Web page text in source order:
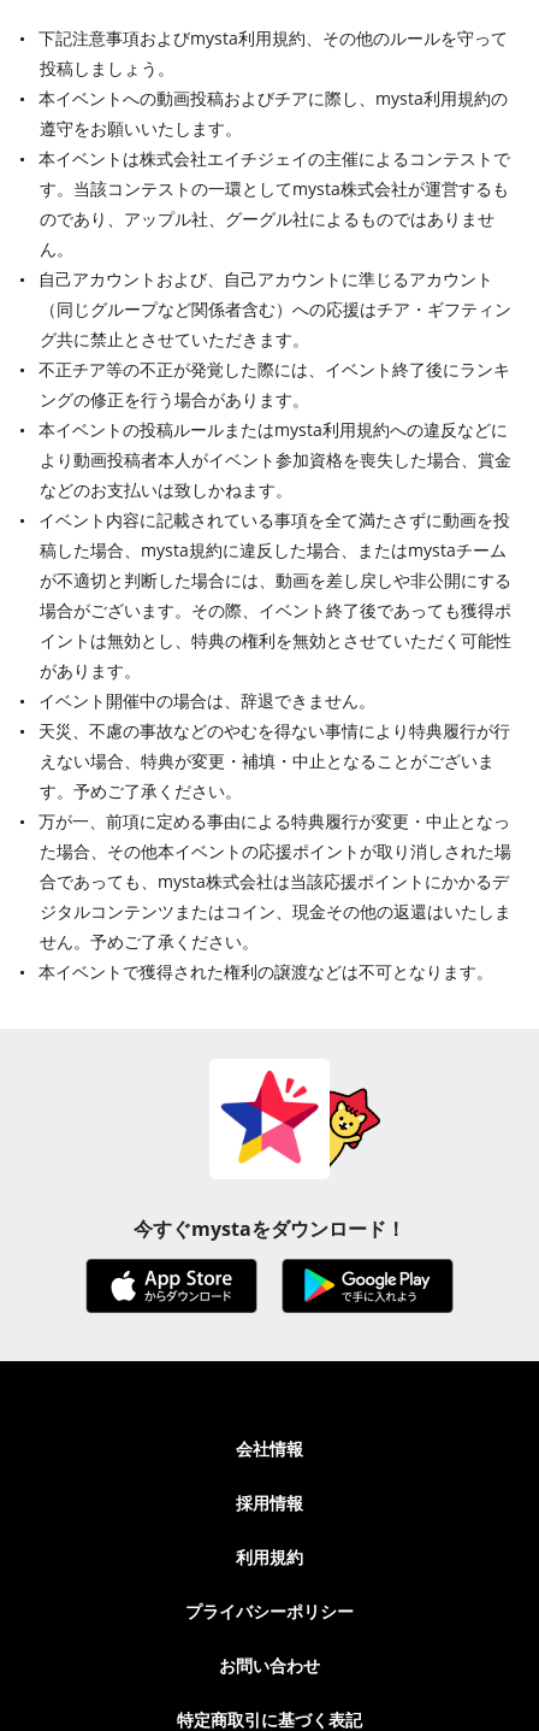
下記注意事項およびmysta利用規約、その他のルールを守って
投稿しましょう。
本イベントへの動画投稿およびチアに際し、mysta利用規約の
遵守をお願いいたします。
本イベントは株式会社エイチジェイの主催によるコンテストで
す。当該コンテストの一環としてmysta株式会社が運営するも
のであり、アップル社、グーグル社によるものではありませ
ん。
自己アカウントおよび、自己アカウントに準じるアカウント
（同じグループなど関係者含む）への応援はチア・ギフティン
グ共に禁止とさせていただきます。
不正チア等の不正が発覚した際には、イベント終了後にランキ
ングの修正を行う場合があります。
本イベントの投稿ルールまたはmysta利用規約への違反などに
より動画投稿者本人がイベント参加資格を喪失した場合、賞金
などのお支払いは致しかねます。
イベント内容に記載されている事項を全て満たさずに動画を投
稿した場合、mysta規約に違反した場合、またはmystaチーム
が不適切と判断した場合には、動画を差し戻しや非公開にする
場合がございます。その際、イベント終了後であっても獲得ポ
イントは無効とし、特典の権利を無効とさせていただく可能性
があります。
イベント開催中の場合は、辞退できません。
天災、不慮の事故などのやむを得ない事情により特典履行が行
えない場合、特典が変更・補填・中止となることがございま
す。予めご了承ください。
万が一、前項に定める事由による特典履行が変更・中止となっ
た場合、その他本イベントの応援ポイントが取り消しされた場
合であっても、mysta株式会社は当該応援ポイントにかかるデ
ジタルコンテンツまたはコイン、現金その他の返還はいたしま
せん。予めご了承ください。
本イベントで獲得された権利の譲渡などは不可となります。
今すぐmystaをダウンロード！
会社情報
採用情報
利用規約
プライバシーポリシー
お問い合わせ
特定商取引に基づく表記